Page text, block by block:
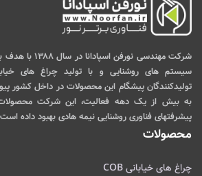
شرکت مهندسی
تولیدکنندگان پیشگام این محصولات در داخل کشور
به بیش از یک دهه فعالیت، این شرکت
پیشرفتهای فناوری روشنایی نیمه هادی بهبود داده
محصولات
چراغ های خیابانی COB